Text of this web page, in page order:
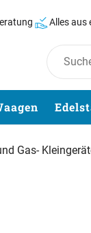
Alles aus
Gas-